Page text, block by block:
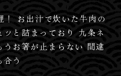
！ お出汁で炊いた牛肉の
と詰まっており 九条ネ
お箸が止まらない 間違
う